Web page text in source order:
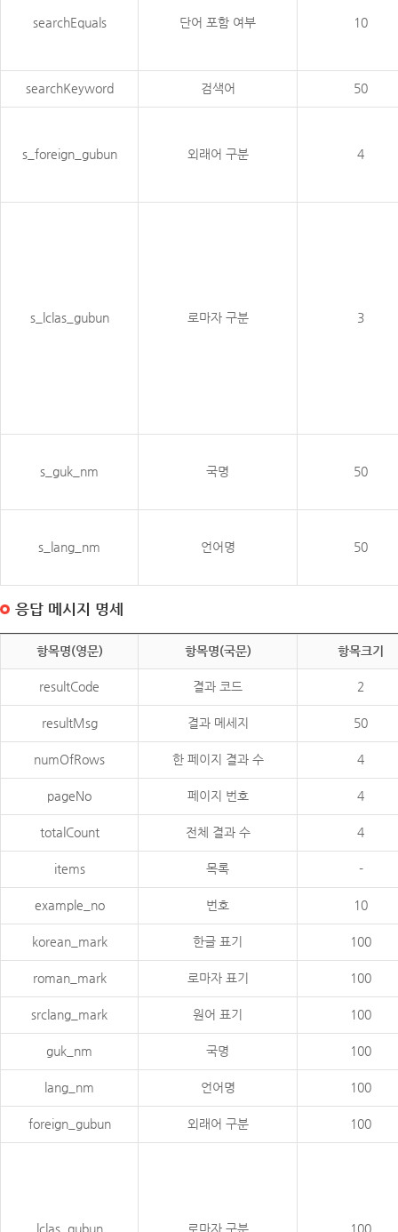
searchEquals 단어 포함 여부 10
searchKeyword 검색어 50
s_foreign_gubun 외래어 구분 4
s_lclas_gubun 로마자 구분 3
s_guk_nm 국명 50
s_lang_nm 언어명 50
응답 메시지 명세
항목명(영문) 항목명(국문) 항목크기
resultCode 결과 코드 2
resultMsg 결과 메세지 50
numOfRows 한 페이지 결과 수 4
pageNo 페이지 번호 4
totalCount 전체 결과 수 4
items 목록 -
example_no 번호 10
korean_mark 한글 표기 100
roman_mark 로마자 표기 100
srclang_mark 원어 표기 100
guk_nm 국명 100
lang_nm 언어명 100
foreign_gubun 외래어 구분 100
lclas_gubun 로마자 구분 100